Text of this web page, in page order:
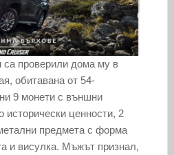
са проверили дома му в
обитавана от 54-
9 монети с външни
исторически ценности, 2
предмета с форма
и висулка. Мъжът признал,